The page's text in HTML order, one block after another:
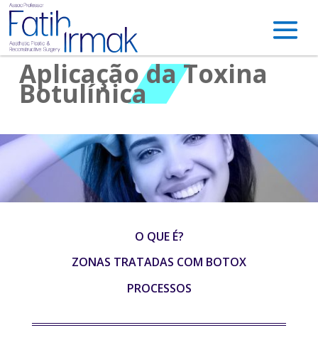
Aplicação da Toxina
Botulínica
O QUE É?
ZONAS TRATADAS COM BOTOX
PROCESSOS